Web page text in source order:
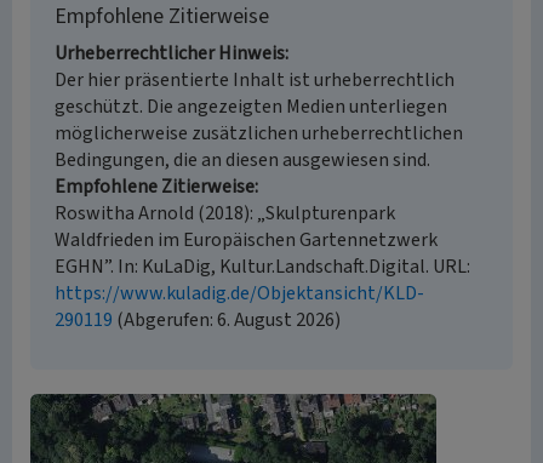
Empfohlene Zitierweise
Urheberrechtlicher Hinweis
Der hier präsentierte Inhalt ist urheberrechtlich
geschützt. Die angezeigten Medien unterliegen
möglicherweise zusätzlichen urheberrechtlichen
Bedingungen, die an diesen ausgewiesen sind.
Empfohlene Zitierweise
Roswitha Arnold (2018): „Skulpturenpark
Waldfrieden im Europäischen Gartennetzwerk
EGHN”. In: KuLaDig, Kultur.Landschaft.Digital. URL:
https://www.kuladig.de/Objektansicht/KLD-
290119 (Abgerufen: 6. August 2026)